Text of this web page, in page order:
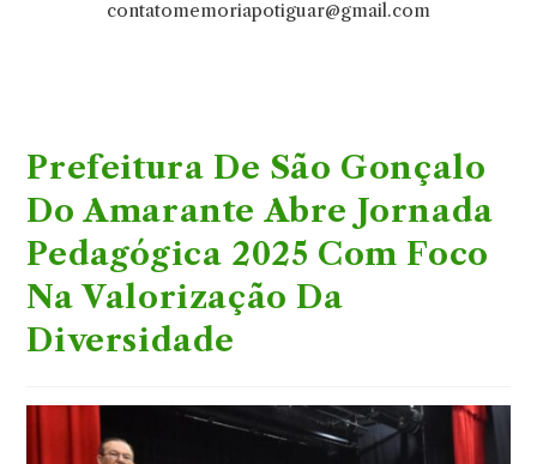
contatomemoriapotiguar@gmail.com
Prefeitura De São Gonçalo
Do Amarante Abre Jornada
Pedagógica 2025 Com Foco
Na Valorização Da
Diversidade